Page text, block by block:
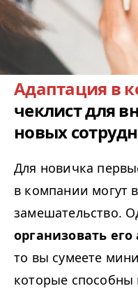
Адаптация в
чеклист для
новых
Для новичка
в компании могут
замешательство.
организовать
то вы сумеете
которые способны